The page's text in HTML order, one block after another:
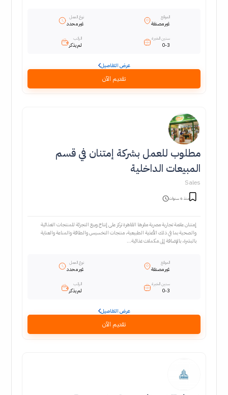
الموقع
غير مصنفة
نوع العمل
غير محدد
سنين الخبرة
0-3
الراتب
لم يذكر
عرض التفاصيل
تقديم الآن
مطلوب للعمل بشركة إمتنان في قسم
المبيعات الداخلية
Sales
منذ 6 سنوات
إمتنان علامة تجارية مصرية مقرها القاهرة تركز على إنتاج وبيع التجزئة للمنتجات الغذائية
والصحية بما في ذلك الأغذية الطبيعية، منتجات التخسيس والطاقة والمناعة والعناية
بالبشرة، بالإضافة إلى مكملات غذائية...
الموقع
غير مصنفة
نوع العمل
غير محدد
سنين الخبرة
0-3
الراتب
لم يذكر
عرض التفاصيل
تقديم الآن